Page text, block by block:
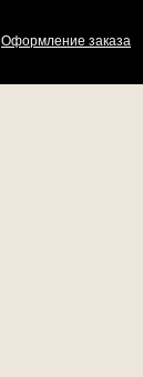
Оформление заказа